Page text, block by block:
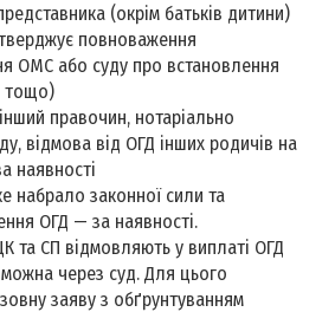
(окрім батьків дитини)
повноваження
ОМС або суду про встановлення
тощо)
правочин, нотаріально
відмова від ОГД інших родичів на
наявності
набрало законної сили та
ОГД — за наявності.
та СП відмовляють у виплаті ОГД
через суд. Для цього
заяву з обґрунтуванням